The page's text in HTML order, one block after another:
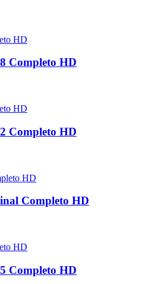
Completo HD
Completo HD
Completo HD
Completo HD